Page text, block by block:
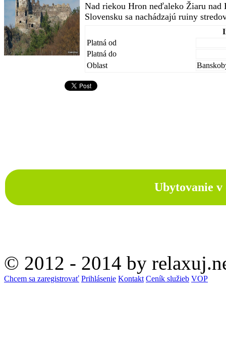
Nad riekou Hron neďaleko Žiaru nad
Slovensku sa nachádzajú ruiny
Platná od
Platná do
Oblast
Ubytovanie
© 2012 - 2014 by
Chcem sa zaregistrovať Prihlásenie Kontakt Ceník služieb VOP